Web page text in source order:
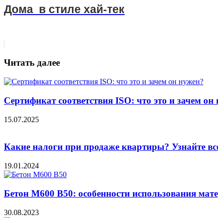
Дома в стиле хай-тек
Читать далее
Сертификат соответствия ISO: что это и зачем он
15.07.2025
Какие налоги при продаже квартиры? Узнайте
19.01.2024
Бетон М600 В50: особенности использования
30.08.2023